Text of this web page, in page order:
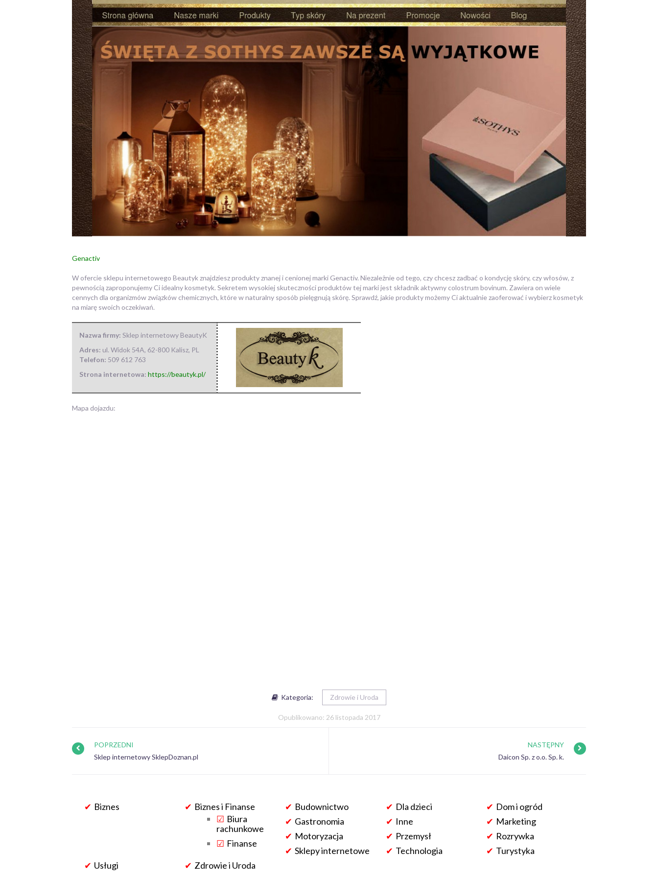
Genactiv
W ofercie sklepu internetowego Beautyk znajdziesz produkty znanej i cenionej marki Genactiv. Niezależnie od tego, czy chcesz zadbać o kondycję skóry, czy włosów, z
pewnością zaproponujemy Ci idealny kosmetyk. Sekretem wysokiej skuteczności produktów tej marki jest składnik aktywny colostrum bovinum. Zawiera on wiele
cennych dla organizmów związków chemicznych, które w naturalny sposób pielęgnują skórę. Sprawdź, jakie produkty możemy Ci aktualnie zaoferować i wybierz kosmetyk
na miarę swoich oczekiwań.
Nazwa firmy: Sklep internetowy BeautyK
Adres: ul. Widok 54A, 62-800 Kalisz, PL
Telefon: 509 612 763
Strona internetowa: https://beautyk.pl/
Mapa dojazdu:
Kategoria: Zdrowie i Uroda
Opublikowano: 26 listopada 2017
POPRZEDNI
Sklep internetowy SklepDoznan.pl
NASTĘPNY
Daicon Sp. z o.o. Sp. k.
Biznes
Biznes i Finanse
Biura
rachunkowe
Finanse
Budownictwo Dla dzieci
Dom i ogród
Gastronomia
Inne
Marketing
Motoryzacja
Przemysł
Rozrywka
Sklepy internetowe
Technologia
Turystyka
Usługi
Zdrowie i Uroda